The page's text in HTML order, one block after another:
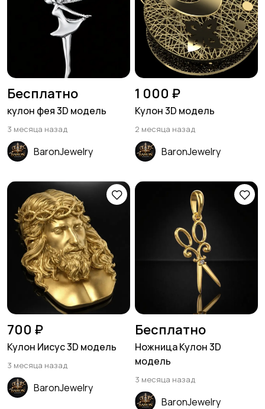
Бесплатно
кулон фея 3D модель
3 месяца назад
BaronJewelry
1 000 ₽
Кулон 3D модель
2 месяца назад
BaronJewelry
700 ₽
Кулон Иисус 3D модель
3 месяца назад
BaronJewelry
Бесплатно
Ножница Кулон 3D
модель
3 месяца назад
BaronJewelry